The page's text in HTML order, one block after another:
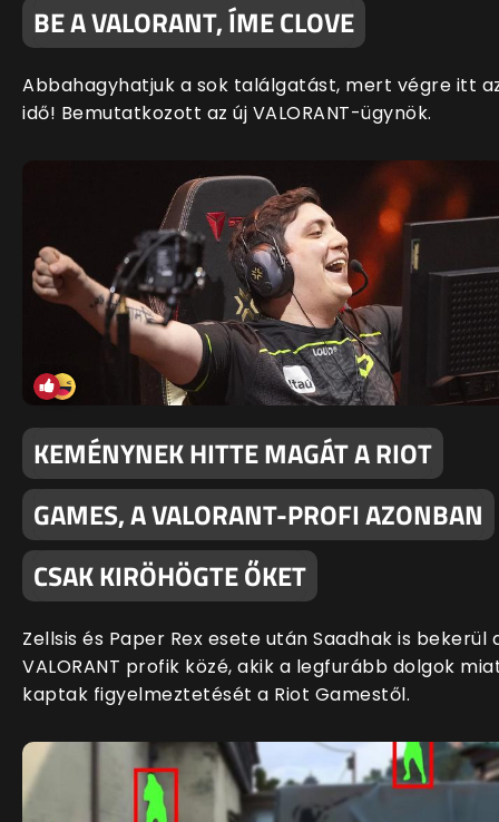
BE A VALORANT, ÍME CLOVE
Abbahagyhatjuk a sok találgatást, mert végre itt
idő! Bemutatkozott az új VALORANT-ügynök.
KEMÉNYNEK HITTE MAGÁT A RIOT
GAMES, A VALORANT-PROFI AZONBAN
CSAK KIRÖHÖGTE ŐKET
Zellsis és Paper Rex esete után Saadhak is bekerül
VALORANT profik közé, akik a legfurább dolgok
kaptak figyelmeztetését a Riot Gamestől.